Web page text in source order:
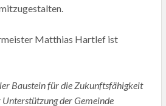
Matthias Hartlef ist
Baustein für die Zukunftsfähigkeit
der Gemeinde